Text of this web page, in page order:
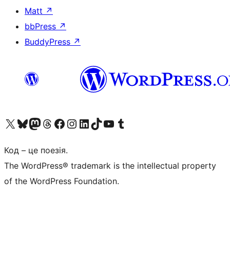
Matt ↗
bbPress ↗
BuddyPress ↗
Visit our X (formerly Twitter) account
Visit our Bluesky account
Завітайте до нашої стрічки в Mastodon
Visit our Threads account
Завітайте на нашу сторінку в Facebook
Visit our Instagram account
Visit our LinkedIn account
Visit our TikTok account
Visit our YouTube channel
Visit our Tumblr account
Код – це поезія.
The WordPress® trademark is the intellectual property
of the WordPress Foundation.